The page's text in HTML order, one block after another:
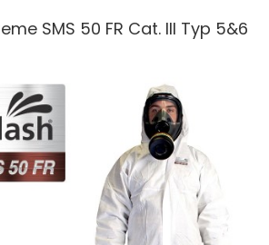
SMS 50 FR Cat. III Typ 5&6